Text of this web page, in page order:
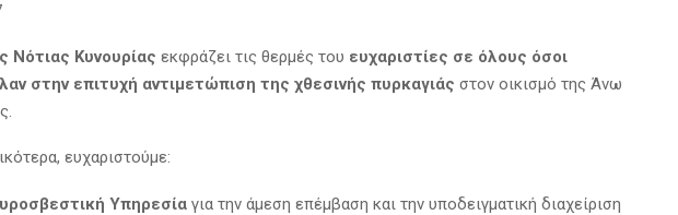
Νότιας Κυνουρίας εκφράζει τις θερμές του ευχαριστίες σε όλους όσοι
στην επιτυχή αντιμετώπιση της χθεσινής πυρκαγιάς στον οικισμό της Άνω
ευχαριστούμε:
Υπηρεσία για την άμεση επέμβαση και την υποδειγματική διαχείριση